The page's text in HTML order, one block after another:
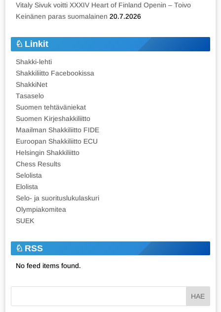
Vitaly Sivuk voitti XXXIV Heart of Finland Openin – Toivo
Keinänen paras suomalainen 20.7.2026
Linkit
Shakki-lehti
Shakkiliitto Facebookissa
ShakkiNet
Tasaselo
Suomen tehtäväniekat
Suomen Kirjeshakkiliitto
Maailman Shakkiliitto FIDE
Euroopan Shakkiliitto ECU
Helsingin Shakkiliitto
Chess Results
Selolista
Elolista
Selo- ja suorituslukulaskuri
Olympiakomitea
SUEK
RSS
No feed items found.